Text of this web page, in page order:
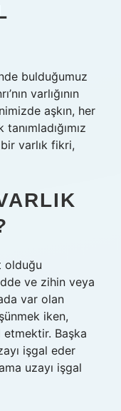
bulduğumuz
varlığının
aşkın, her
varlık fikri,
olduğu
ve zihin veya
var olan
iken,
Başka
işgal eder
uzayı işgal